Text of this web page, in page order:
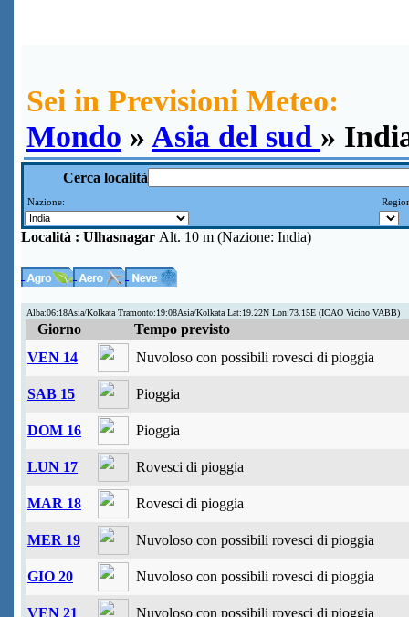
Sei in Previsioni Meteo:
Mondo » Asia del sud »
Cerca località
Nazione:
Località : Ulhasnagar Alt. 10 m (Nazione: India)
Alba:06:18Asia/Kolkata Tramonto:19:08Asia/Kolkata Lat:19.22N Lon:73.15E (ICAO Vicino VABB)
Giorno
Tempo previsto
VEN 14
Nuvoloso con possibili rovesci di pioggia
SAB 15 Pioggia
DOM 16 Pioggia
LUN 17 Rovesci di pioggia
MAR 18 Rovesci di pioggia
MER 19 Nuvoloso con possibili rovesci di pioggia
GIO 20 Nuvoloso con possibili rovesci di pioggia
VEN 21 Nuvoloso con possibili rovesci di pioggia